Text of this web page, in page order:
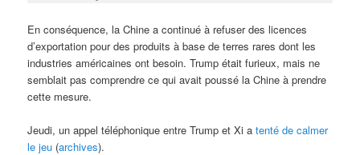
En conséquence, la Chine a continué à refuser des licences
d’exportation pour des produits à base de terres rares dont les
industries américaines ont besoin. Trump était furieux, mais ne
semblait pas comprendre ce qui avait poussé la Chine à prendre
cette mesure.
Jeudi, un appel téléphonique entre Trump et Xi atenté de calmer
le jeu (archives).